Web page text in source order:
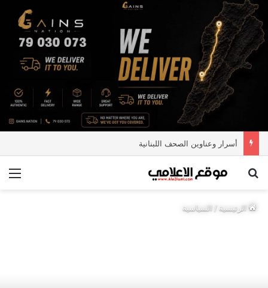
أسرار وعناوين الصحف اللبنانية
بحث عن
الرئيسية/ السياسية